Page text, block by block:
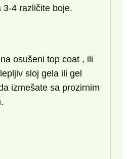
3-4 različite boje.
osušeni top coat , ili
sloj gela ili gel
izmešate sa prozirnim